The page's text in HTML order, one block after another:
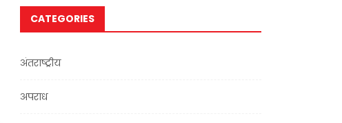
CATEGORIES
अंतराष्ट्रीय
अपराध